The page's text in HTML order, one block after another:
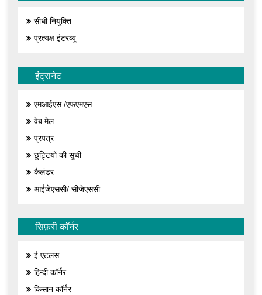
सीधी नियुक्ति
प्रत्यक्ष इंटरव्यू
इंट्रानेट
एमआईएस /एफएमएस
वेब मेल
प्रपत्र
छुट्टियों की सूची
कैलंडर
आईजेएससी/ सीजेएससी
सिफ़री कॉर्नर
ई एटलस
हिन्दी कॉर्नर
किसान कॉर्नर